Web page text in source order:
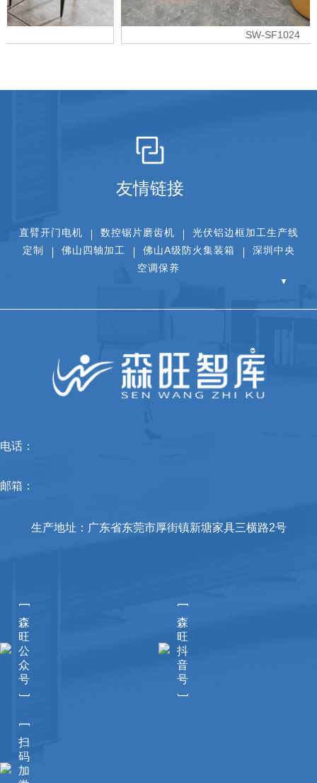
友情链接
直臂开门电机 数控锯片磨齿机
光伏铝边框加工生产线
定制
佛山四轴加工 佛山A级防火集装箱
深圳中央
空调保养
▼
电话：
邮箱：
生产地址：广东省东莞市厚街镇新塘家具三横路2号
[
森
旺
公
众
号
]
[
森
旺
抖
音
号
]
[
扫
码
加